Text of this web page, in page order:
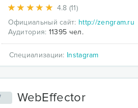
4.8 (11)
Официальный сайт: http://zengram.ru
Аудитория: 11395 чел.
Специализации: Instagram
WebEffector